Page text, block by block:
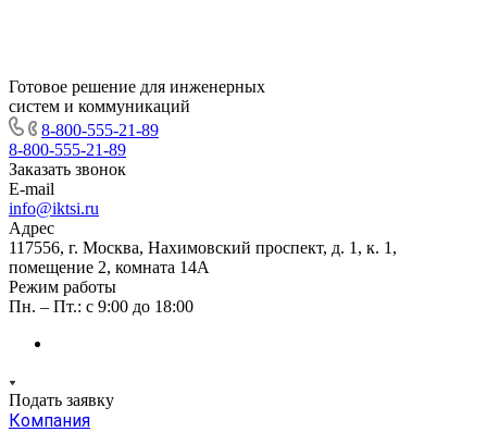
Готовое решение для инженерных
систем и коммуникаций
8-800-555-21-89
8-800-555-21-89
Заказать звонок
E-mail
info@iktsi.ru
Адрес
117556, г. Москва, Нахимовский проспект, д. 1, к. 1,
помещение 2, комната 14А
Режим работы
Пн. – Пт.: с 9:00 до 18:00
Подать заявку
Компания